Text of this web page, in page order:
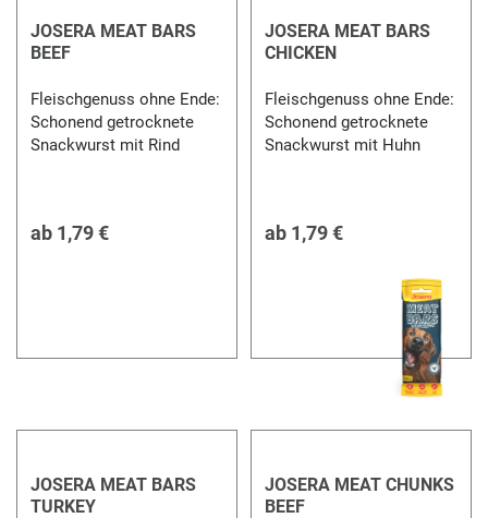
JOSERA MEAT BARS
BEEF
Fleischgenuss ohne Ende:
Schonend getrocknete
Snackwurst mit Rind
ab 1,79 €
JOSERA MEAT BARS
CHICKEN
Fleischgenuss ohne Ende:
Schonend getrocknete
Snackwurst mit Huhn
ab 1,79 €
JOSERA MEAT BARS
TURKEY
JOSERA MEAT CHUNKS
BEEF